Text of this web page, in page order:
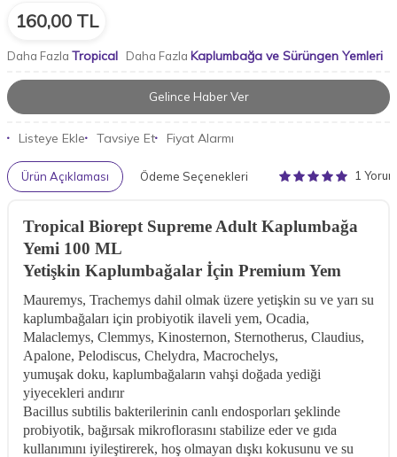
160,00 TL
Daha Fazla Tropical Daha Fazla Kaplumbağa ve Sürüngen Yemleri
Gelince Haber Ver
Listeye Ekle Tavsiye Et Fiyat Alarmı
Ürün Açıklaması Ödeme Seçenekleri 1 Yorum
Tropical Biorept Supreme Adult Kaplumbağa
Yemi 100 ML
Yetişkin Kaplumbağalar İçin Premium Yem
Mauremys, Trachemys dahil olmak üzere yetişkin su ve yarı su
kaplumbağaları için probiyotik ilaveli yem, Ocadia,
Malaclemys, Clemmys, Kinosternon, Sternotherus, Claudius,
Apalone, Pelodiscus, Chelydra, Macrochelys,
yumuşak doku, kaplumbağaların vahşi doğada yediği
yiyecekleri andırır
Bacillus subtilis bakterilerinin canlı endosporları şeklinde
probiyotik, bağırsak mikroflorasını stabilize eder ve gıda
kullanımını iyileştirerek, hoş olmayan dışkı kokusunu ve su